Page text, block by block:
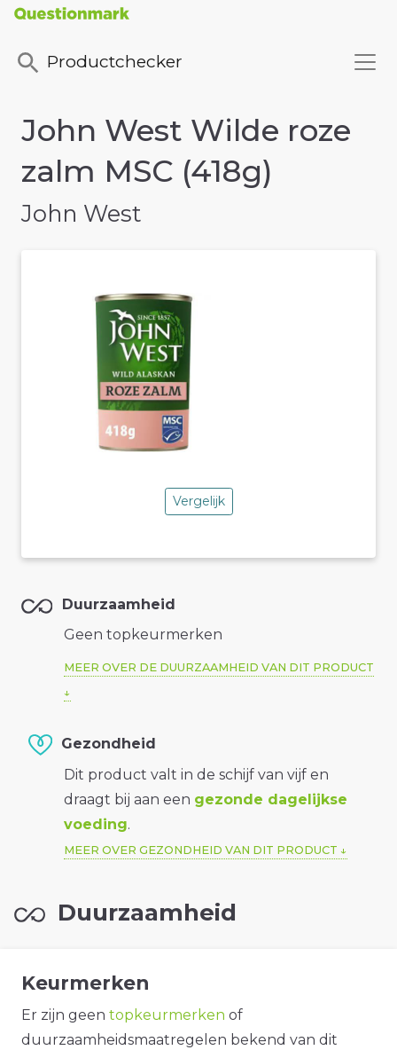
Productchecker
John West Wilde roze
zalm MSC (418g)
John West
Vergelijk
Duurzaamheid
Geen topkeurmerken
MEER OVER DE DUURZAAMHEID VAN DIT PRODUCT
Gezondheid
Dit product valt in de schijf van vijf en
draagt bij aan een gezonde dagelijkse
voeding.
MEER OVER GEZONDHEID VAN DIT PRODUCT
Duurzaamheid
Keurmerken
Er zijn geen topkeurmerken of
duurzaamheidsmaatregelen bekend van dit